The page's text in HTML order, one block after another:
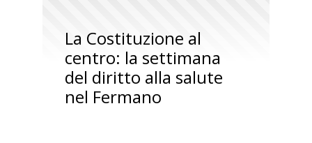
La Costituzione al
centro: la settimana
del diritto alla salute
nel Fermano